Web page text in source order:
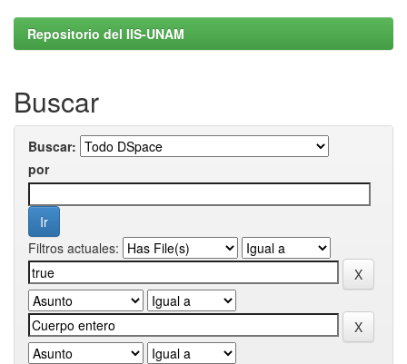
Repositorio del IIS-UNAM
Buscar
Buscar:
por
Filtros actuales: